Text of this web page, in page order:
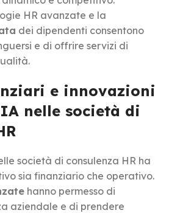
HR avanzate e la
dei dipendenti consentono
e di offrire servizi di
e innovazioni
nelle società di
società di consulenza HR ha
sia finanziario che operativo.
hanno permesso di
aziendale e di prendere